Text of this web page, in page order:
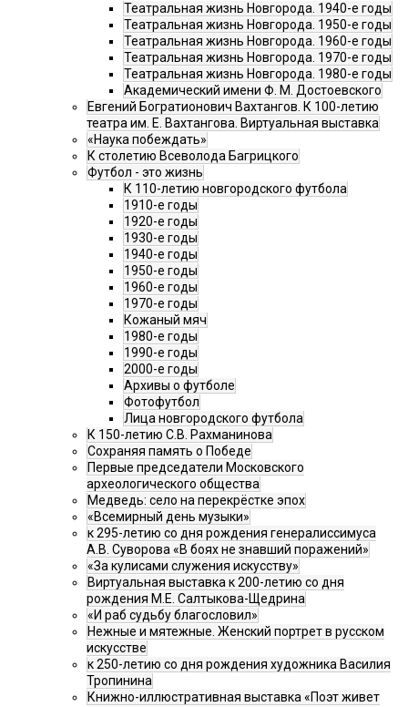
Театральная жизнь Новгорода. 1940-е годы
Театральная жизнь Новгорода. 1950-е годы
Театральная жизнь Новгорода. 1960-е годы
Театральная жизнь Новгорода. 1970-е годы
Театральная жизнь Новгорода. 1980-е годы
Академический имени Ф. М. Достоевского
Евгений Богратионович Вахтангов. К 100-летию
театра им. Е. Вахтангова. Виртуальная выставка
«Наука побеждать»
К столетию Всеволода Багрицкого
Футбол - это жизнь
К 110-летию новгородского футбола
1910-е годы
1920-е годы
1930-е годы
1940-е годы
1950-е годы
1960-е годы
1970-е годы
Кожаный мяч
1980-е годы
1990-е годы
2000-е годы
Архивы о футболе
Фотофутбол
Лица новгородского футбола
К 150-летию С.В. Рахманинова
Сохраняя память о Победе
Первые председатели Московского
археологического общества
Медведь: село на перекрёстке эпох
«Всемирный день музыки»
к 295-летию со дня рождения генералиссимуса
А.В. Суворова «В боях не знавший поражений»
«За кулисами служения искусству»
Виртуальная выставка к 200-летию со дня
рождения М.Е. Салтыкова-Щедрина
«И раб судьбу благословил»
Нежные и мятежные. Женский портрет в русском
искусстве
к 250-летию со дня рождения художника Василия
Тропинина
Книжно-иллюстративная выставка «Поэт живет